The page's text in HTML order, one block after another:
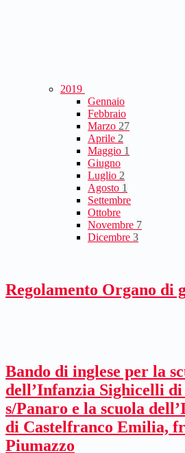
2019
Gennaio
Febbraio
Marzo 27
Aprile 2
Maggio 1
Giugno
Luglio 2
Agosto 1
Settembre
Ottobre
Novembre 7
Dicembre 3
Regolamento Organo di
Bando di inglese per la
dell’Infanzia Sighicelli di
s/Panaro e la scuola
di Castelfranco Emilia,
Piumazzo